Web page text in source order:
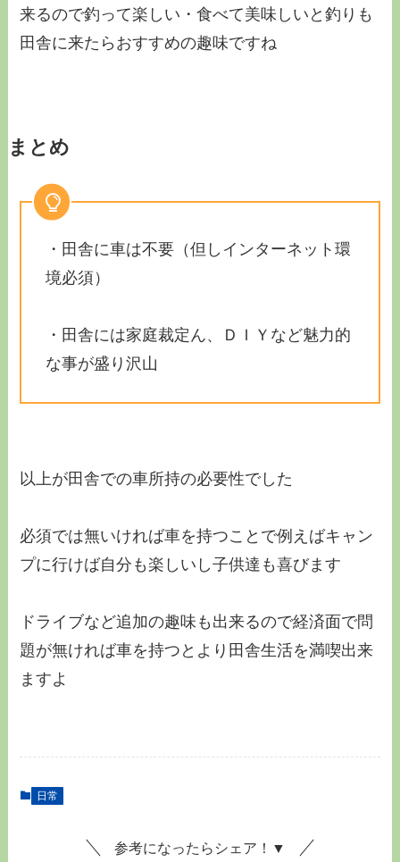
来るので釣って楽しい・食べて美味しいと釣りも
田舎に来たらおすすめの趣味ですね
まとめ
・田舎に車は不要（但しインターネット環
境必須）
・田舎には家庭裁定ん、ＤＩＹなど魅力的
な事が盛り沢山
以上が田舎での車所持の必要性でした
必須では無いければ車を持つことで例えばキャン
プに行けば自分も楽しいし子供達も喜びます
ドライブなど追加の趣味も出来るので経済面で問
題が無ければ車を持つとより田舎生活を満喫出来
ますよ
日常
参考になったらシェア！▼